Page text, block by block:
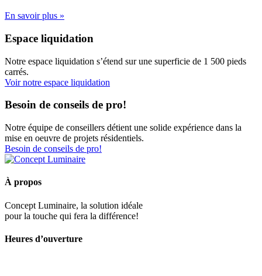
En savoir plus »
Espace liquidation
Notre espace liquidation s’étend sur une superficie de 1 500 pieds
carrés.
Voir notre espace liquidation
Besoin de conseils de pro!
Notre équipe de conseillers détient une solide expérience dans la
mise en oeuvre de projets résidentiels.
Besoin de conseils de pro!
À propos
Concept Luminaire, la solution idéale
pour la touche qui fera la différence!
Heures d’ouverture